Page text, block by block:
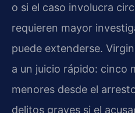
o si el caso involucra
requieren mayor
puede extenderse.
a un juicio rápido: cinco
menores desde el
delitos graves si el